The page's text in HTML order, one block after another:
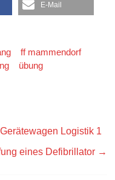
E-Mail
ff mammendorf
übung
Logistik 1
eines Defibrillator →